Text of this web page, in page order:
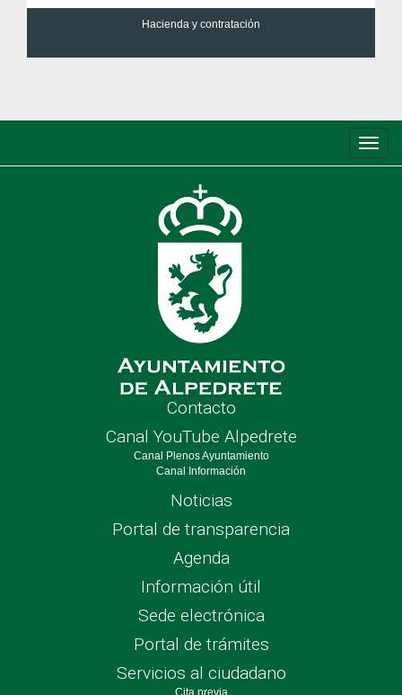
Hacienda y contratación
de
Contacto
Canal YouTube Alpedrete
Canal Plenos Ayuntamiento
Canal Información
Noticias
Portal de transparencia
Agenda
Información útil
Sede electrónica
Portal de trámites
Servicios al ciudadano
Cita previa